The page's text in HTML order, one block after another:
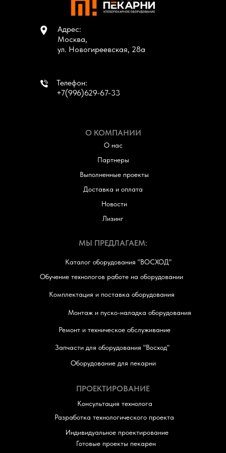
Адрес:
Москва,
ул. Новогиреевская, 28а
Телефон:
+7(996)629-67-33
О КОМПАНИИ
О нас
Партнеры
Выполненные проекты
Новости
Доставка и оплата
Лизинг
МЫ ПРЕДЛАГАЕМ:
Каталог оборудования "ВОСХОД"
Разработка технологического проекта
Комплектация и поставка оборудования
Монтаж и пуско-наладка оборудования
Обучение технологов работе на оборудовании
Ремонт и техническое обслуживание
Запчасти для оборудования "Восход"
ПРОЕКТИРОВАНИЕ
Консультация технолога
Индивидуальное проектирование
Готовые проекты пекарен
Оборудование для пекарни